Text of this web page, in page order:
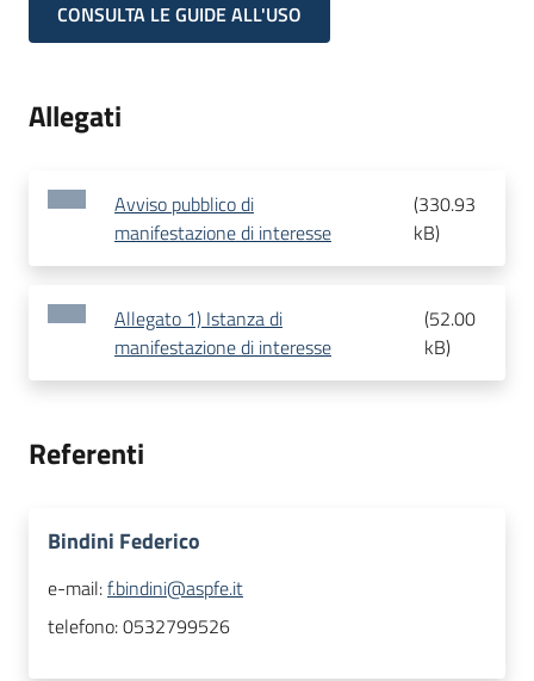
CONSULTA LE GUIDE ALL'USO
Allegati
Avviso pubblico di
manifestazione di interesse
(330.93
kB)
Allegato 1) Istanza di
manifestazione di interesse
(52.00
kB)
Referenti
Bindini Federico
e-mail:f.bindini@aspfe.it
telefono:0532799526